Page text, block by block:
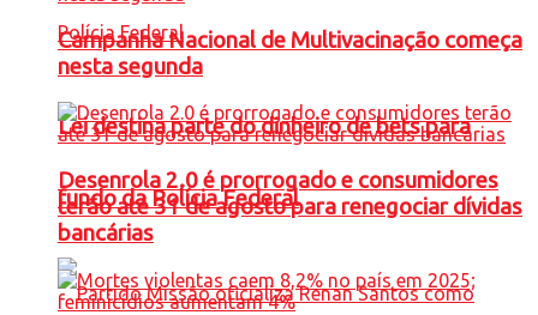
Lei destina parte do dinheiro de bets para
fundo da Polícia Federal
Campanha Nacional de Multivacinação começa
nesta segunda
Desenrola 2.0 é prorrogado e consumidores
terão até 31 de agosto para renegociar dívidas
bancárias